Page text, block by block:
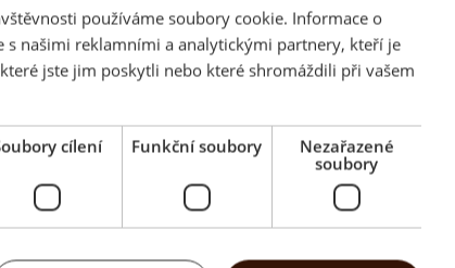
SK
CZ
používáme soubory cookie. Informace o
s našimi reklamními a analytickými partnery, kteří je
jste jim poskytli nebo které shromáždili při vašem
cílení Funkční soubory
Nezařazené
soubory